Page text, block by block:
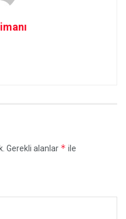
Gerekli alanlar * ile